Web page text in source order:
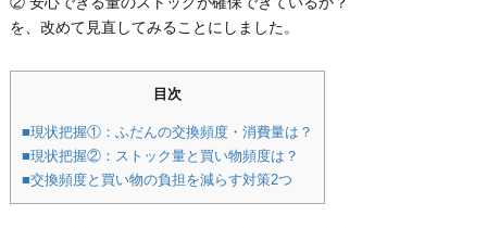
を、改めて見直してみることにしました。
目次
■現状把握①：ふだんの交換頻度・消費量は？
■現状把握②：ストック量と買い物頻度は？
■交換頻度と買い物の負担を減らす対策2つ